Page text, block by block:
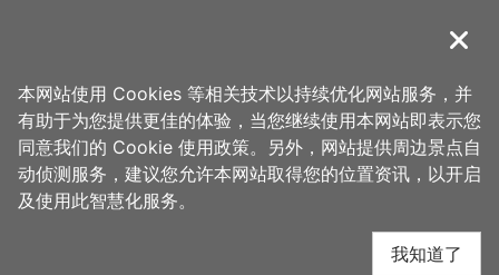
導覽
首页 > 想去的地方 > 美食、购物 > 新玉清木器行
新玉清木器行 周边住宿
关闭
本网站使用 Cookies 等相关技术以持续优化网站服务，并
有助于为您提供更佳的体验，当您继续使用本网站即表示您
同意我们的 Cookie 使用政策。另外，网站提供周边景点自
动侦测服务，建议您允许本网站取得您的位置资讯，以开启
及使用此智慧化服务。
我知道了